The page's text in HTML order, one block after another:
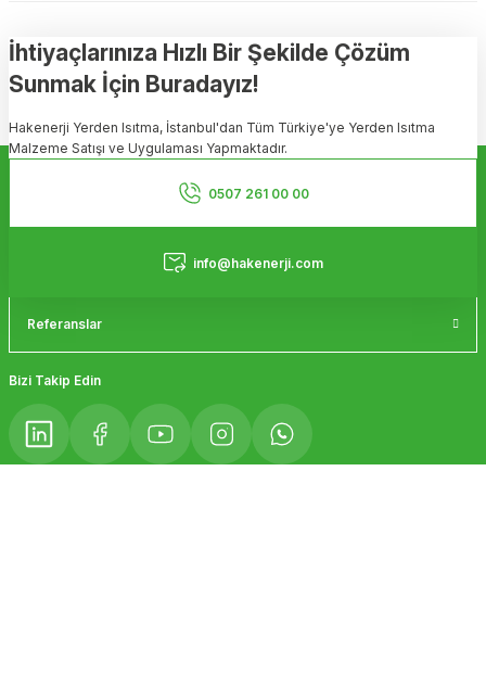
Görüş ve önerileriniz için teşekkür ederiz.
Ürün resmi kalitesiz, bozuk veya görüntülenemiyor.
Ürün açıklamasında eksik bilgiler bulunuyor.
Ürün bilgilerinde hatalar bulunuyor.
Ürün fiyatı diğer sitelerden daha pahalı.
Bu ürüne benzer farklı alternatifler olmalı.
İhtiyaçlarınıza Hızlı Bir Şekilde Çözüm
Sunmak İçin Buradayız!
Hakenerji Yerden Isıtma, İstanbul'dan Tüm Türkiye'ye Yerden Isıtma
Malzeme Satışı ve Uygulaması Yapmaktadır.
0507 261 00 00
info@hakenerji.com
Referanslar
Bizi Takip Edin